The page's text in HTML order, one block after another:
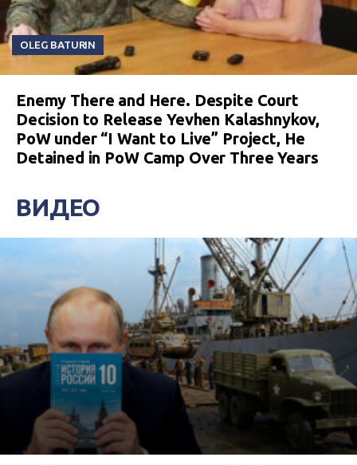
OLEG BATURIN
Enemy There and Here. Despite Court
Decision to Release Yevhen Kalashnykov,
PoW under “I Want to Live” Project, He
Detained in PoW Camp Over Three Years
ВИДЕО